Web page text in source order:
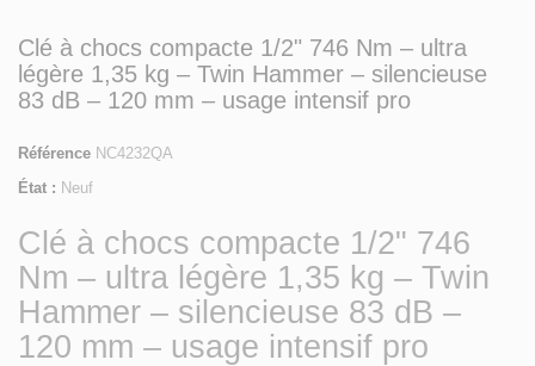
Clé à chocs compacte 1/2" 746 Nm – ultra
légère 1,35 kg – Twin Hammer – silencieuse
83 dB – 120 mm – usage intensif pro
Référence NC4232QA
État : Neuf
Clé à chocs compacte 1/2" 746
Nm – ultra légère 1,35 kg – Twin
Hammer – silencieuse 83 dB –
120 mm – usage intensif pro